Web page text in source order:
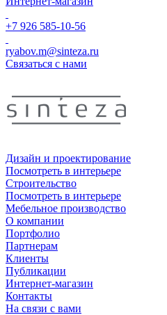
+7 926 585-10-56
ryabov.m@sinteza.ru
Связаться с нами
Дизайн и проектирование
Посмотреть в интерьере
Строительство
Посмотреть в интерьере
Мебельное производство
О компании
Портфолио
Партнерам
Клиенты
Публикации
Интернет-магазин
Контакты
На связи с вами